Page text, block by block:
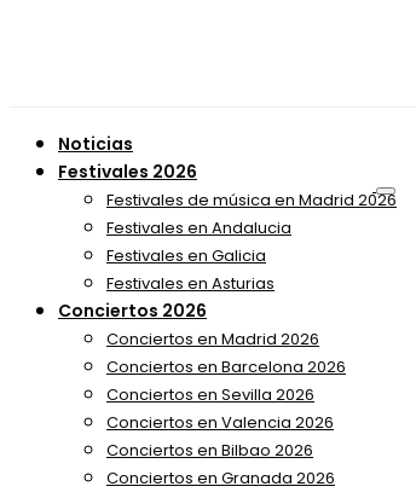
Noticias
Festivales 2026
Festivales de música en Madrid 2026
Festivales en Andalucia
Festivales en Galicia
Festivales en Asturias
Conciertos 2026
Conciertos en Madrid 2026
Conciertos en Barcelona 2026
Conciertos en Sevilla 2026
Conciertos en Valencia 2026
Conciertos en Bilbao 2026
Conciertos en Granada 2026